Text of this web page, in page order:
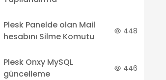
Plesk Panelde olan Mail
hesabını Silme Komutu
448
Plesk Onxy MySQL
güncelleme
446